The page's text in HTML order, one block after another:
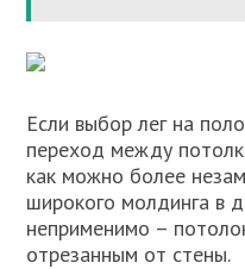
Если выбор лег на
переход между
как можно более
широкого молдинга в
неприменимо –
отрезанным от стены.